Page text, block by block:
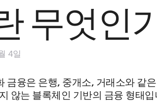
무엇인
4일
금융은 은행, 중개소, 거래소와 같
않는 블록체인 기반의 금융 형태